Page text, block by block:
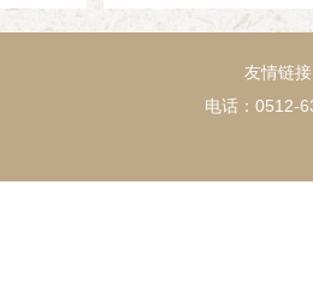
友情链
电话：0512-